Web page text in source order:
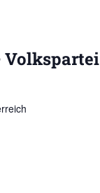
Volkspartei